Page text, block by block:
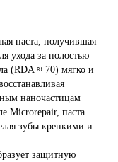
паста, получившая
ухода за полостью
(RDA ≈ 70) мягко и
наночастицам
Microrepair, паста
зубы крепкими и
защитную